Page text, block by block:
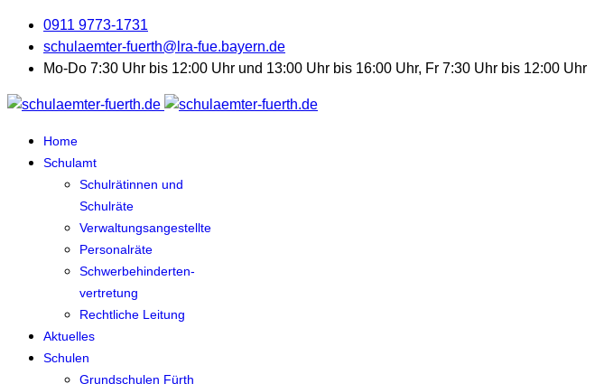
0911 9773-1731
schulaemter-fuerth@lra-fue.bayern.de
Mo-Do 7:30 Uhr bis 12:00 Uhr und 13:00 Uhr bis 16:00 Uhr, Fr 7:30 Uhr bis 12:00 Uhr
Home
Schulamt
Schulrätinnen und
Schulräte
Verwaltungsangestellte
Personalräte
Schwerbehinderten-
vertretung
Rechtliche Leitung
Aktuelles
Schulen
Grundschulen Fürth